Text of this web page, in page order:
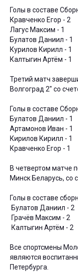
Голы в составе
Кравченко Егор - 2
Лагус Максим - 1
Булатов Даниил - 1
Курилов Кирилл - 1
Калтыгин Артём - 1
Третий матч
Волгоград 2" со
Голы в составе
Булатов Даниил - 1
Артамонов Иван - 1
Кирилов Кирилл - 1
Кравченко Егор - 1
В четвертом матче
Минск Беларусь, со
Голы в составе
Булатов Даниил - 2
Грачёв Максим - 2
Калтыгин Артём - 2
Все спортсмены
являются
Петербурга.